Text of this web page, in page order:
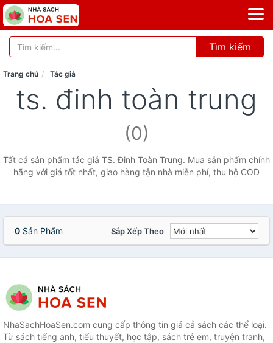
Tìm kiếm
Trang chủ Tác giả
ts. đinh toàn trung
(0)
Tất cả sản phẩm tác giả TS. Đinh Toàn Trung. Mua sản phẩm chính
hãng với giá tốt nhất, giao hàng tận nhà miễn phí, thu hộ COD
0 Sản Phẩm Sắp Xếp Theo
NhaSachHoaSen.com cung cấp thông tin giá cả sách các thể loại.
Từ sách tiếng anh, tiểu thuyết, học tập, sách trẻ em, truyện tranh,